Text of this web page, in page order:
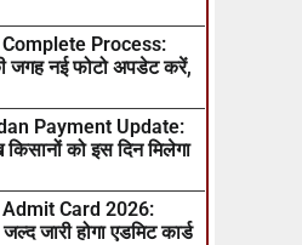
Process:
जगह नई फोटो अपडेट करें,
Payment Update:
को इस दिन मिलेगा
Card 2026:
जारी होगा एडमिट कार्ड